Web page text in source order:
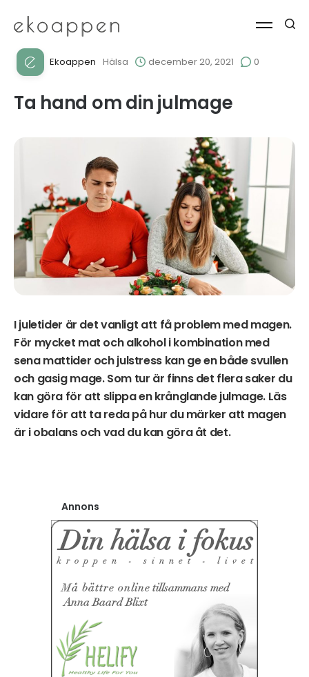
Ekoappen Hälsa december 20, 2021 0
Ta hand om din julmage
I juletider är det vanligt att få problem med magen.
För mycket mat och alkohol i kombination med
sena mattider och julstress kan ge en både svullen
och gasig mage. Som tur är finns det flera saker du
kan göra för att slippa en krånglande julmage. Läs
vidare för att ta reda på hur du märker att magen
är i obalans och vad du kan göra åt det.
Annons